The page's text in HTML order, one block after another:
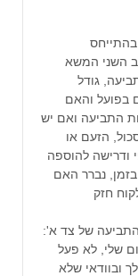
השני המשא
גודל
בפועל והאם
התביעה ואם יש
הזעם או
ודרישה להוספה
נברר האם
חזק
של צד א':
שלי, לא פעל
ובוודאי שלא